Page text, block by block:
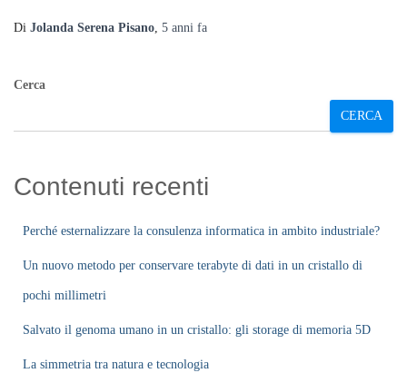
Di Jolanda Serena Pisano 5 anni fa
Cerca
CERCA
Contenuti recenti
Perché esternalizzare la consulenza informatica in ambito industriale?
Un nuovo metodo per conservare terabyte di dati in un cristallo di
pochi millimetri
Salvato il genoma umano in un cristallo: gli storage di memoria 5D
La simmetria tra natura e tecnologia